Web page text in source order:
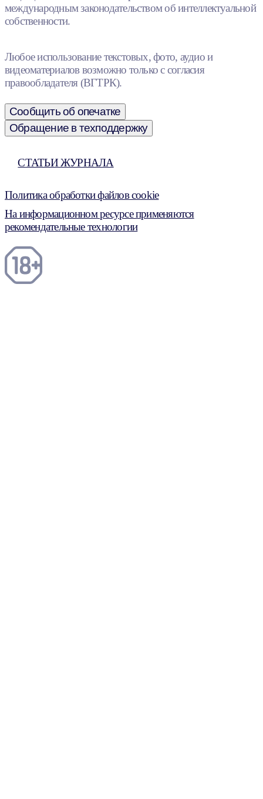
международным законодательством об интеллектуальной
собственности.
Любое использование текстовых, фото, аудио и
видеоматериалов возможно только с согласия
правообладателя (ВГТРК).
Сообщить об опечатке
Обращение в техподдержку
СТАТЬИ ЖУРНАЛА
Политика обработки файлов cookie
На информационном ресурсе применяются
рекомендательные технологии